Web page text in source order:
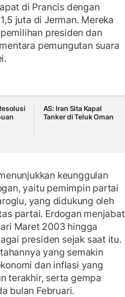
di Prancis dengan
juta di Jerman. Mereka
presiden dan
pemungutan suara
AS: Iran Sita Kapal
Tanker di Teluk Oman
keunggulan
yaitu pemimpin partai
yang didukung oleh
partai. Erdogan menjabat
Maret 2003 hingga
presiden sejak saat itu.
yang semakin
dan inflasi yang
terakhir, serta gempa
bulan Februari.